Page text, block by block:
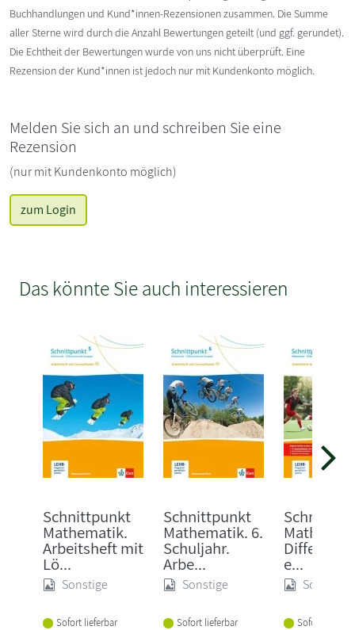
Buchhandlungen und Kund*innen-Rezensionen zusammen. Die Summe
aller Sterne wird durch die Anzahl Bewertungen geteilt (und ggf. gerundet).
Die Echtheit der Bewertungen wurde von uns nicht überprüft. Eine
Rezension der Kund*innen ist jedoch nur mit Kundenkonto möglich.
Melden Sie sich an und schreiben Sie eine
Rezension
(nur mit Kundenkonto möglich)
zum Login
Das könnte Sie auch interessieren
Schnittpunkt
Mathematik.
Arbeitsheft mit
Lö...
Sonstige
Sofort lieferbar
Schnittpunkt
Mathematik. 6.
Schuljahr.
Arbe...
Sonstige
Sofort lieferbar
e...
Sonstige
Sofort